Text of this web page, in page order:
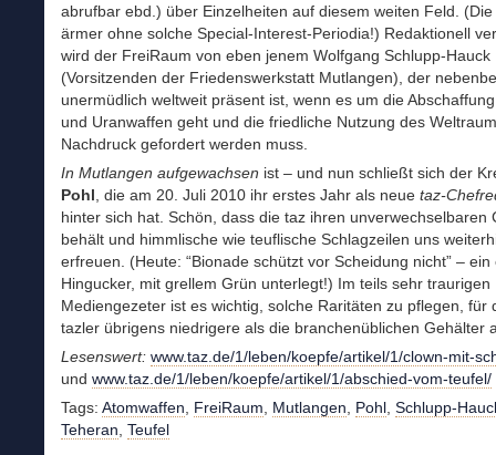
abrufbar ebd.) über Einzelheiten auf diesem weiten Feld.
ärmer ohne solche Special-Interest-Periodia!) Redaktionell
wird der FreiRaum von eben jenem Wolfgang Schlupp-Hauck
(Vorsitzenden der Friedenswerkstatt Mutlangen), der
unermüdlich weltweit präsent ist, wenn es um die
und Uranwaffen geht und die friedliche Nutzung des
Nachdruck gefordert werden muss.
In Mutlangen aufgewachsen ist – und nun schließt sich der
Pohl , die am 20. Juli 2010 ihr erstes Jahr als neue taz-
hinter sich hat. Schön, dass die taz ihren unverwechselbaren
behält und himmlische wie teuflische Schlagzeilen uns
erfreuen. (Heute: “Bionade schützt vor Scheidung nicht” – ein
Hingucker, mit grellem Grün unterlegt!) Im teils sehr traurigen
Mediengezeter ist es wichtig, solche Raritäten zu pflegen, für
tazler übrigens niedrigere als die branchenüblichen Gehälter
Lesenswert: www.taz.de/1/leben/koepfe/artikel/1/clown-mit-
und www.taz.de/1/leben/koepfe/artikel/1/abschied-vom-teufel/
Tags: Atomwaffen, FreiRaum, Mutlangen, Pohl, Schlupp-
Teheran, Teufel